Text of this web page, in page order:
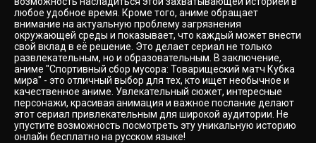
любое удобное время. Кроме того, аниме обращает
внимание на актуальную проблему загрязнения
окружающей среды и показывает, что каждый может внести
свой вклад в её решение. Это делает сериал не только
развлекательным, но и образовательным. В заключение,
аниме "Спортивный сбор мусора: Товарищеский матч Кубка
мира" - это отличный выбор для тех, кто ищет необычное и
качественное аниме. Увлекательный сюжет, интересные
персонажи, красивая анимация и важное послание делают
этот сериал привлекательным для широкой аудитории. Не
упустите возможность посмотреть эту уникальную историю
онлайн бесплатно на русском языке!